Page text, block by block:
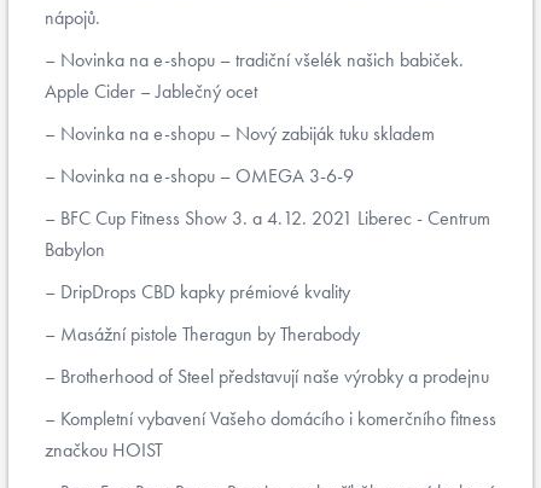
nápojů.
Novinka na e-shopu – tradiční všelék našich babiček.
Apple Cider – Jablečný ocet
Novinka na e-shopu – Nový zabiják tuku skladem
Novinka na e-shopu – OMEGA 3-6-9
BFC Cup Fitness Show 3. a 4.12. 2021 Liberec - Centrum
Babylon
DripDrops CBD kapky prémiové kvality
Masážní pistole Theragun by Therabody
Brotherhood of Steel představují naše výrobky a prodejnu
Kompletní vybavení Vašeho domácího i komerčního fitness
značkou HOIST